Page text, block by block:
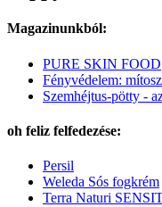
Magazinunkból:
PURE SKIN FOOD
Fényvédelem:
Szemhéjtus-pötty -
oh feliz felfedezése:
Persil
Weleda Sós fogkrém
Terra Naturi